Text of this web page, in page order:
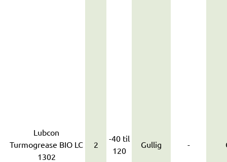
Lubcon
Turmogrease BIO LC
1302
2
-40 til
120
Gullig -